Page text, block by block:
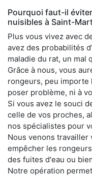
Pourquoi faut-il
nuisibles à Saint-
Plus vous vivez avec
avez des probabilités
maladie du rat, un mal
Grâce à nous, vous
rongeurs, peu importe
poser problème, ni à
Si vous avez le souci
celle de vos proches,
nos spécialistes pour
Nous venons
empêcher les
des fuites d'eau ou
Notre opération